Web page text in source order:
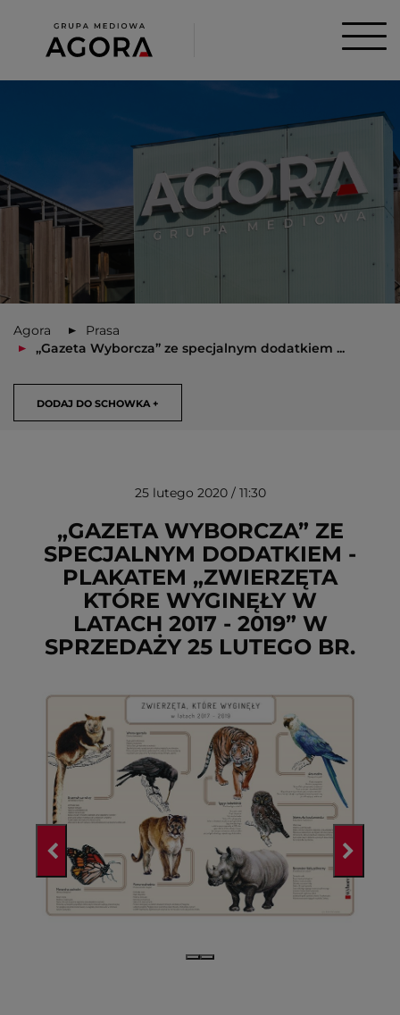
Agora
Prasa
„Gazeta Wyborcza” ze specjalnym dodatkiem ...
DODAJ DO SCHOWKA +
USUŃ ZE SCHOWKA
25 lutego 2020 / 11:30
„GAZETA WYBORCZA” ZE
SPECJALNYM DODATKIEM -
PLAKATEM „ZWIERZĘTA
KTÓRE WYGINĘŁY W
LATACH 2017 - 2019” W
SPRZEDAŻY 25 LUTEGO BR.